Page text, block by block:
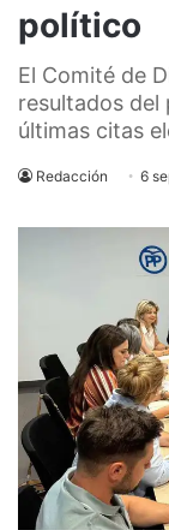
político
El Comité de
resultados del
últimas citas
Redacción 6